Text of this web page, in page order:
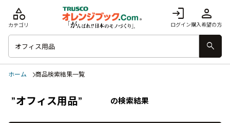
login
ログイン
person
購入希望の方
category
カテゴリ
search
ホーム 商品検索結果一覧
”オフィス用品” の検索結果